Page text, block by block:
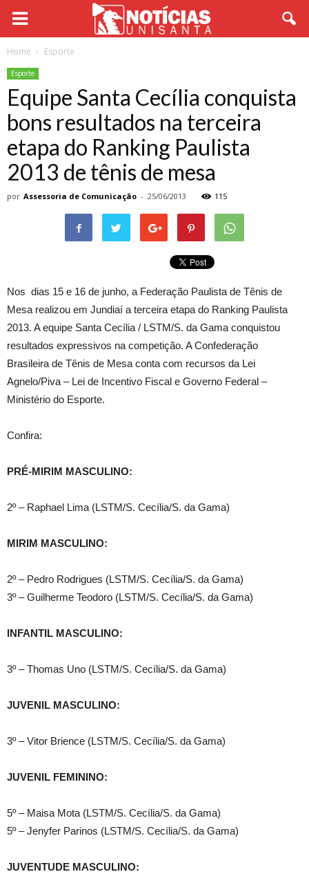
Home Esporte
Esporte
Equipe Santa Cecília conquista
bons resultados na terceira
etapa do Ranking Paulista
2013 de tênis de mesa
por Assessoria de Comunicação - 25/06/2013 115
Nos dias 15 e 16 de junho, a Federação Paulista de Tênis de
Mesa realizou em Jundiaí a terceira etapa do Ranking Paulista
2013. A equipe Santa Cecília / LSTM/S. da Gama conquistou
resultados expressivos na competição. A Confederação
Brasileira de Tênis de Mesa conta com recursos da Lei
Agnelo/Piva – Lei de Incentivo Fiscal e Governo Federal –
Ministério do Esporte.
Confira:
PRÉ-MIRIM MASCULINO:
2º – Raphael Lima (LSTM/S. Cecília/S. da Gama)
MIRIM MASCULINO:
2º – Pedro Rodrigues (LSTM/S. Cecília/S. da Gama)
3º – Guilherme Teodoro (LSTM/S. Cecília/S. da Gama)
INFANTIL MASCULINO:
3º – Thomas Uno (LSTM/S. Cecília/S. da Gama)
JUVENIL MASCULINO:
3º – Vitor Brience (LSTM/S. Cecília/S. da Gama)
JUVENIL FEMININO:
5º – Maisa Mota (LSTM/S. Cecília/S. da Gama)
5º – Jenyfer Parinos (LSTM/S. Cecília/S. da Gama)
JUVENTUDE MASCULINO: